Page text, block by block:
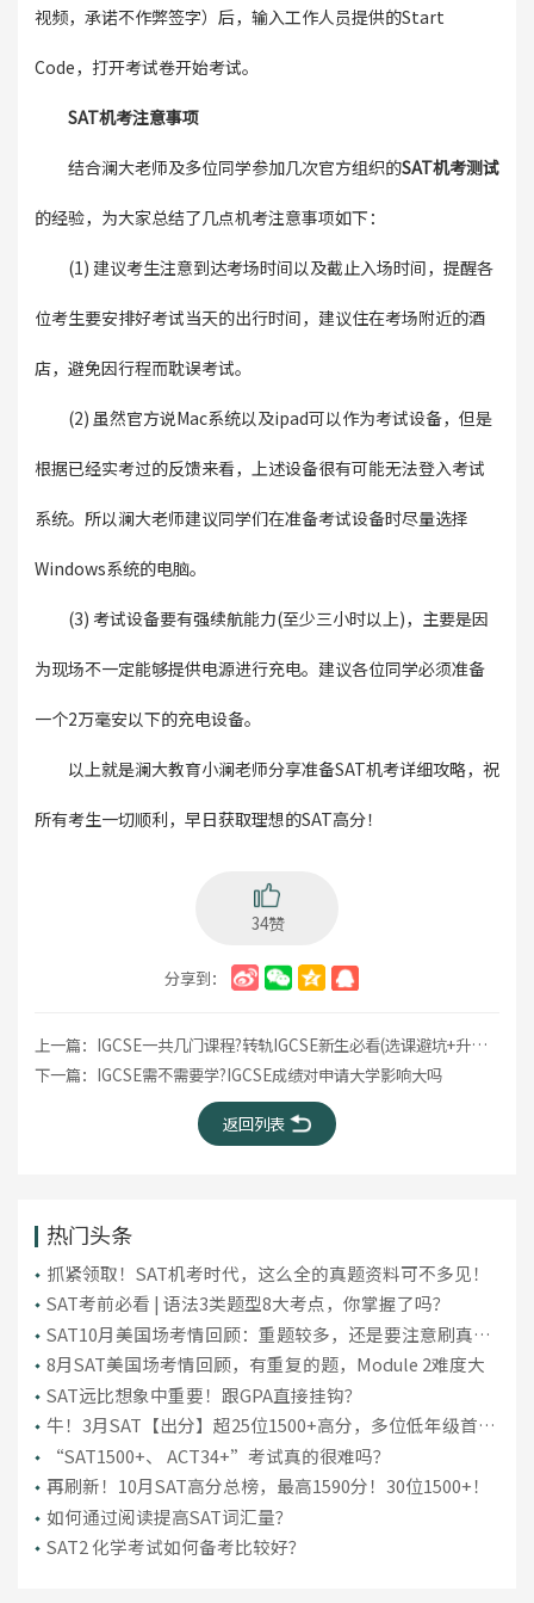
视频，承诺不作弊签字）后，输入工作人员提供的Start
Code，打开考试卷开始考试。
SAT机考注意事项
结合澜大老师及多位同学参加几次官方组织的SAT机考测试
的经验，为大家总结了几点机考注意事项如下：
(1) 建议考生注意到达考场时间以及截止入场时间，提醒各
位考生要安排好考试当天的出行时间，建议住在考场附近的酒
店，避免因行程而耽误考试。
(2) 虽然官方说Mac系统以及ipad可以作为考试设备，但是
根据已经实考过的反馈来看，上述设备很有可能无法登入考试
系统。所以澜大老师建议同学们在准备考试设备时尽量选择
Windows系统的电脑。
(3) 考试设备要有强续航能力(至少三小时以上)，主要是因
为现场不一定能够提供电源进行充电。建议各位同学必须准备
一个2万毫安以下的充电设备。
以上就是澜大教育小澜老师分享准备SAT机考详细攻略，祝
所有考生一切顺利，早日获取理想的SAT高分！
34赞
分享到：
上一篇： IGCSE一共几门课程?转轨IGCSE新生必看(选课避坑+升学路径全解)
下一篇： IGCSE需不需要学?IGCSE成绩对申请大学影响大吗
返回列表
热门头条
抓紧领取！SAT机考时代，这么全的真题资料可不多见！
SAT考前必看 | 语法3类题型8大考点，你掌握了吗？
SAT10月美国场考情回顾：重题较多，还是要注意刷真
题！
8月SAT美国场考情回顾，有重复的题，Module 2难度大
SAT远比想象中重要！跟GPA直接挂钩？
牛！3月SAT【出分】超25位1500+高分，多位低年级首考
“上岸”！
“SAT1500+、 ACT34+”考试真的很难吗？
再刷新！10月SAT高分总榜，最高1590分！30位1500+！
如何通过阅读提高SAT词汇量？
SAT2 化学考试如何备考比较好？